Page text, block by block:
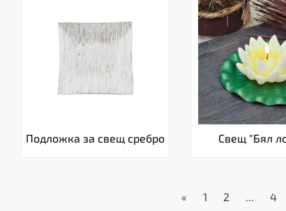
Подложка за свещ сребро Свещ "Бял
« 1 2 ... 4